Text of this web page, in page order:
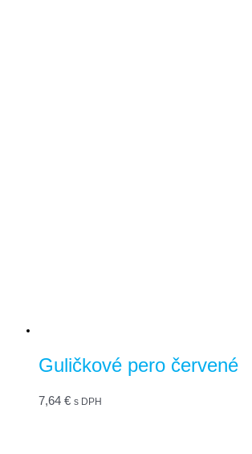
Guličkové pero červené
7,64 € s DPH